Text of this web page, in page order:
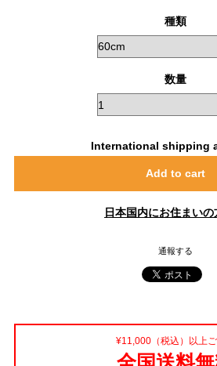
種類
数量
International shipping
Add to cart
日本国内にお住まいの
通報する
¥11,000（税込）以上